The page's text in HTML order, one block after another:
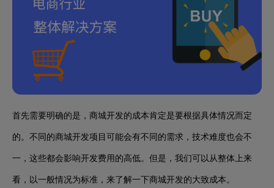
首先需要明确的是，商城开发的成本肯定是要根据具体情况而定
的。不同的商城开发项目可能会有不同的需求，技术难度也会不
一，这些都会影响开发费用的高低。但是，我们可以从整体上来
看，以一般情况为标准，来了解一下商城开发的大致成本。